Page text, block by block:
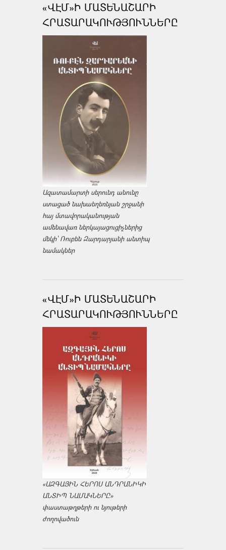
«ՎԷՄ»Ի ՄԱՏԵՆԱՇԱՐԻ
ՀՐԱՏԱՐԱԿՈՒԹՅՈՒՆՆԵՐԸ
Ազատամարտի սերունդ անունը
ստացած նախաեղեռնյան շրջանի
հայ մտավորականության
ամենավառ ներկայացուցիչներից
մեկի՝ Ռուբեն Զարդարյանի անտիպ
նամակներ
«ՎԷՄ»Ի ՄԱՏԵՆԱՇԱՐԻ
ՀՐԱՏԱՐԱԿՈՒԹՅՈՒՆՆԵՐԸ
«ԱԶԳԱՅԻՆ ՀԵՐՈՍ ԱՆԴՐԱՆԻԿԻ
ԱՆՏԻՊ ՆԱՄԱԿՆԵՐԸ»
փաստաթղթերի ու նյութերի
ժողովածուն